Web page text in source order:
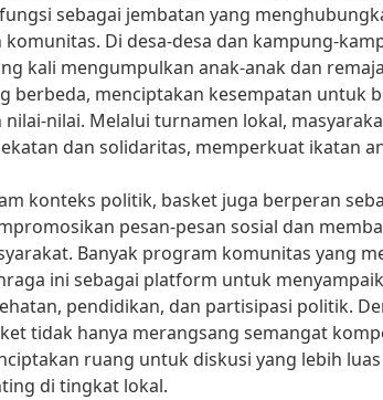
sebagai jembatan yang
komunitas. Di desa-desa dan kampung-
kali mengumpulkan anak-anak dan
berbeda, menciptakan kesempatan untuk
nilai-nilai. Melalui turnamen lokal,
dan solidaritas, memperkuat ikatan
konteks politik, basket juga berperan
pesan-pesan sosial dan
Banyak program komunitas yang
ini sebagai platform untuk
pendidikan, dan partisipasi politik.
tidak hanya merangsang semangat
ruang untuk diskusi yang lebih
di tingkat lokal.